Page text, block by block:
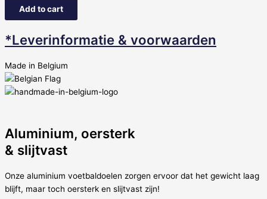
Add to cart
*Leverinformatie & voorwaarden
Made in Belgium
Aluminium, oersterk
& slijtvast
Onze aluminium voetbaldoelen zorgen ervoor dat het gewicht laag
blijft, maar toch oersterk en slijtvast zijn!